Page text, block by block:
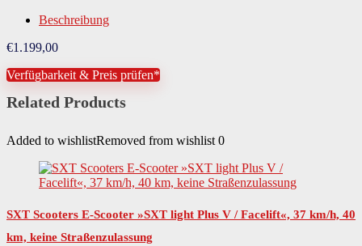
Beschreibung
€1.199,00
Verfügbarkeit & Preis prüfen*
Related Products
Added to wishlistRemoved from wishlist 0
SXT Scooters E-Scooter »SXT light Plus V / Facelift«, 37 km/h, 40
km, keine Straßenzulassung